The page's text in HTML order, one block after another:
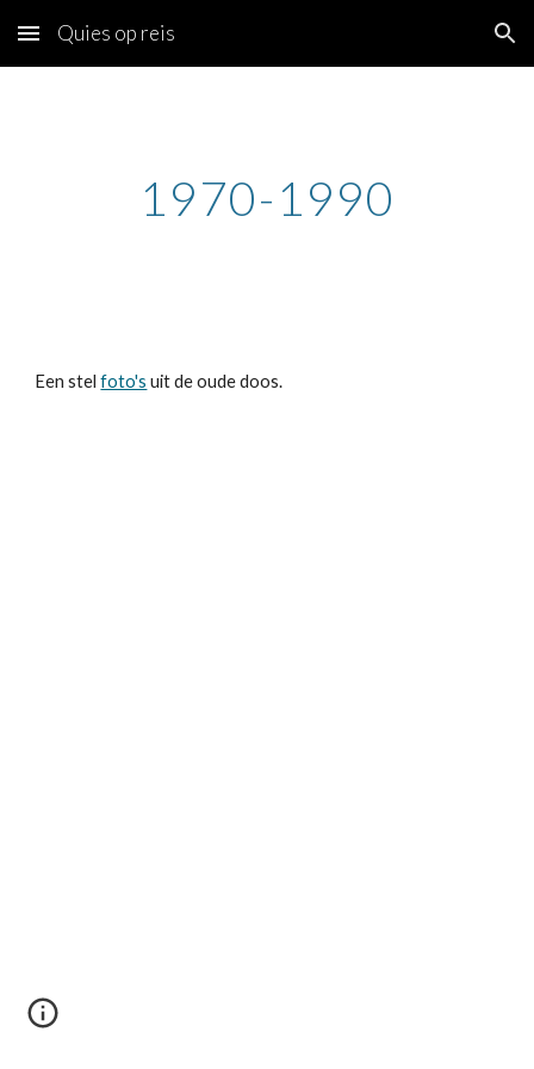
Skip to main content Skip to navigation
Quies op reis
1970-1990
Een stelfoto's uit de oude doos.